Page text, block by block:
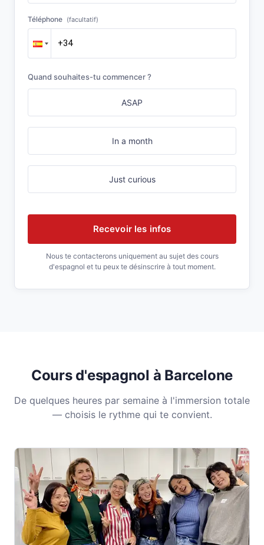
Téléphone (facultatif)
Quand souhaites-tu commencer ?
ASAP
In a month
Just curious
Recevoir les infos
Nous te contacterons uniquement au sujet des cours
d'espagnol et tu peux te désinscrire à tout moment.
Cours d'espagnol à Barcelone
De quelques heures par semaine à l'immersion totale
— choisis le rythme qui te convient.